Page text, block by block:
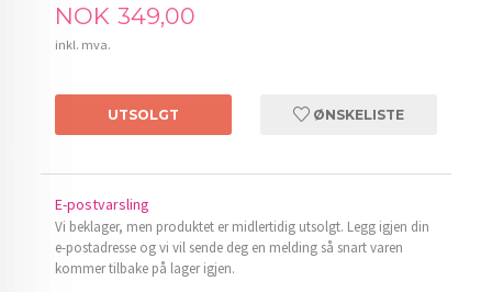
Pris
NOK 349,00
inkl. mva.
UTSOLGT ØNSKELISTE
E-postvarsling
Vi beklager, men produktet er midlertidig utsolgt. Legg igjen din
e-postadresse og vi vil sende deg en melding så snart varen
kommer tilbake på lager igjen.